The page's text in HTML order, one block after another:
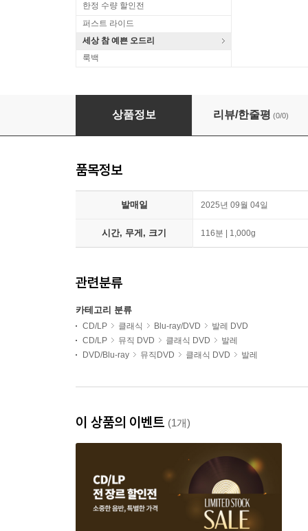
한정 수량 할인전
퍼스트 라이드
세상 참 예쁜 오드리
룩백
Koen Kessels 케네스 맥밀란 헌정 공연
상품정보 리뷰/한줄평 (0/0)
품목정보
발매일 2025년 09월 04일
시간, 무게, 크기 116분 | 1,000g
관련분류
카테고리 분류
CD/LP 클래식 Blu-ray/DVD
발레 DVD
CD/LP
뮤직 DVD 클래식 DVD
발레
DVD/Blu-ray
뮤직DVD 클래식 DVD 발레
이 상품의 이벤트 (1개)